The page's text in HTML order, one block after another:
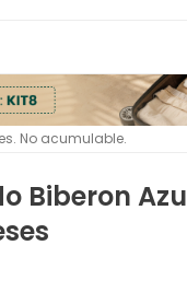
No acumulable.
Biberon